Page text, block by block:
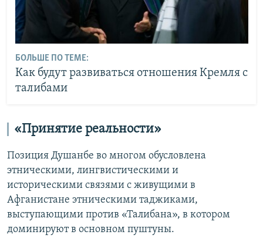
БОЛЬШЕ ПО ТЕМЕ:
Как будут развиваться отношения Кремля с
талибами
«Принятие реальности»
Позиция Душанбе во многом обусловлена
этническими, лингвистическими и
историческими связями с живущими в
Афганистане этническими таджиками,
выступающими против «Талибана», в котором
доминируют в основном пуштуны.